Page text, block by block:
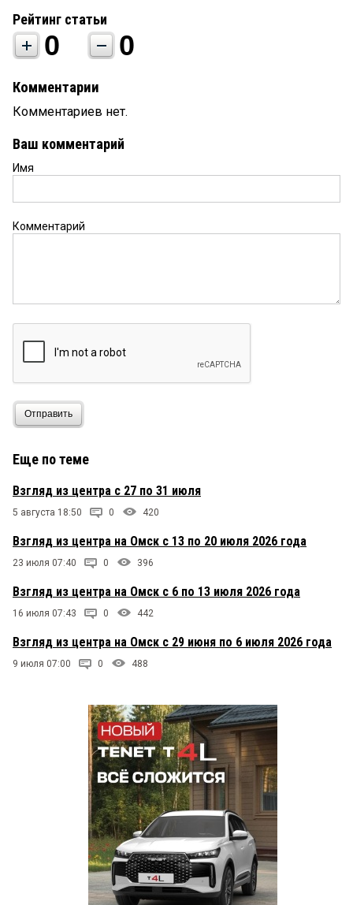
Рейтинг статьи
0 0
Комментарии
Комментариев нет.
Ваш комментарий
Имя
Комментарий
Отправить
Еще по теме
Взгляд из центра с 27 по 31 июля
5 августа 18:50 0 420
Взгляд из центра на Омск с 13 по 20 июля 2026 года
23 июля 07:40 0 396
Взгляд из центра на Омск с 6 по 13 июля 2026 года
16 июля 07:43 0 442
Взгляд из центра на Омск с 29 июня по 6 июля 2026 года
9 июля 07:00 0 488